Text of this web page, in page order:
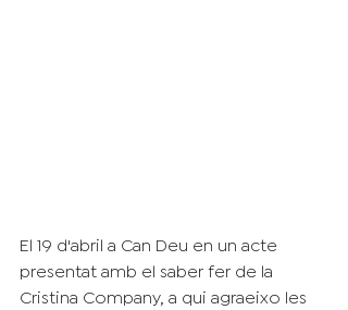
El 19 d'abril a Can Deu en un acte
presentat amb el saber fer de la
Cristina Company, a qui agraeixo les